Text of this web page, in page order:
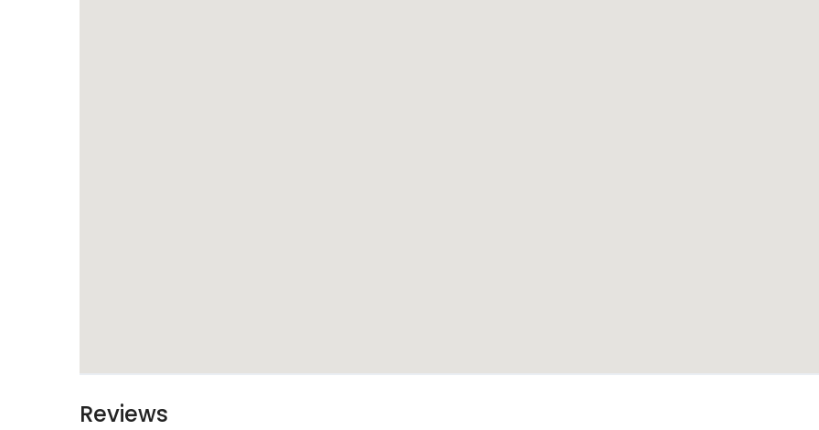
Reviews